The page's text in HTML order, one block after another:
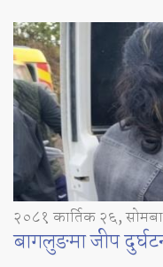
२०८१ कार्तिक २६,
बागलुङमा जीप